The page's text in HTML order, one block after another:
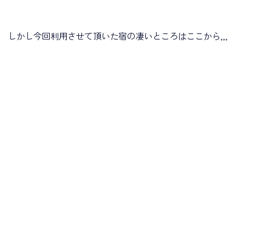
しかし今回利用させて頂いた宿の凄いところはここから,,,